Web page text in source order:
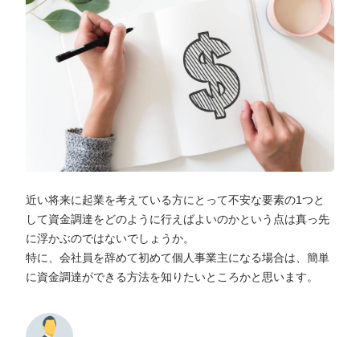
近い将来に起業を考えている方にとって不安な要素の1つと
して資金調達をどのように行えばよいのかという点は真っ先
に浮かぶのではないでしょうか。
特に、会社員を辞めて初めて個人事業主になる場合は、簡単
に資金調達ができる方法を知りたいところかと思います。